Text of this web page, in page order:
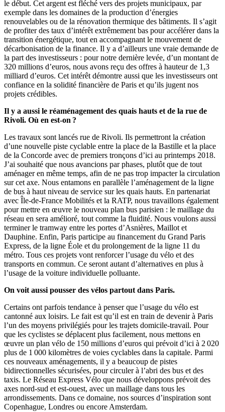
le début. Cet argent est fléché vers des projets municipaux, par
exemple dans les domaines de la production d’énergies
renouvelables ou de la rénovation thermique des bâtiments. Il s’agit
de profiter des taux d’intérêt extrêmement bas pour accélérer dans la
transition énergétique, tout en accompagnant le mouvement de
décarbonisation de la finance. Il y a d’ailleurs une vraie demande de
la part des investisseurs : pour notre dernière levée, d’un montant de
320 millions d’euros, nous avons reçu des offres à hauteur de 1,3
milliard d’euros. Cet intérêt démontre aussi que les investisseurs ont
confiance en la solidité financière de Paris et qu’ils jugent nos
projets crédibles.
Il y a aussi le réaménagement des quais hauts et de la rue de
Rivoli. Où en est-on ?
Les travaux sont lancés rue de Rivoli. Ils permettront la création
d’une nouvelle piste cyclable entre la place de la Bastille et la place
de la Concorde avec de premiers tronçons d’ici au printemps 2018.
J’ai souhaité que nous avancions par phases, plutôt que de tout
aménager en même temps, afin de ne pas trop impacter la circulation
sur cet axe. Nous entamons en parallèle l’aménagement de la ligne
de bus à haut niveau de service sur les quais hauts. En partenariat
avec Île-de-France Mobilités et la RATP, nous travaillons également
pour mettre en œuvre le nouveau plan bus parisien : le maillage du
réseau en sera amélioré, tout comme la fluidité. Nous voulons aussi
terminer le tramway entre les portes d’Asnières, Maillot et
Dauphine. Enfin, Paris participe au financement du Grand Paris
Express, de la ligne Éole et du prolongement de la ligne 11 du
métro. Tous ces projets vont renforcer l’usage du vélo et des
transports en commun. Ce seront autant d’alternatives en plus à
l’usage de la voiture individuelle polluante.
On voit aussi pousser des vélos partout dans Paris.
Certains ont parfois tendance à penser que l’usage du vélo est
cantonné aux loisirs. Le fait est qu’il est en train de devenir à Paris
l’un des moyens privilégiés pour les trajets domicile-travail. Pour
que les cyclistes se déplacent plus facilement, nous mettons en
œuvre un plan vélo de 150 millions d’euros qui prévoit d’ici à 2 020
plus de 1 000 kilomètres de voies cyclables dans la capitale. Parmi
ces nouveaux aménagements, il y a beaucoup de pistes
bidirectionnelles sécurisées, pour circuler à l’abri des bus et des
taxis. Le Réseau Express Vélo que nous développons prévoit des
axes nord-sud et est-ouest, avec un maillage dans tous les
arrondissements. Dans ce domaine, nos sources d’inspiration sont
Copenhague, Londres ou encore Amsterdam.